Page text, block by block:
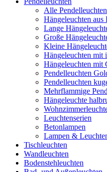
Alle Pendelleuchten
Hängeleuchten aus
Lange
Große
Kleine
Hängeleuchten mit
Hängeleuchten mit
Pendelleuchten
Pendelleuchten
Mehrflammige
Hängeleuchte
Leuchtenserien
Betonlampen
Lampen &
Tischleuchten
Wandleuchten
Bodenstehleuchten